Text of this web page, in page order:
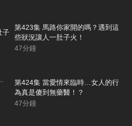
第423集 馬路你家開的嗎？遇到這
些狀況讓人一肚子火！
47分鐘
第424集 當愛情來臨時…女人的行
為真是傻到無藥醫！？
47分鐘